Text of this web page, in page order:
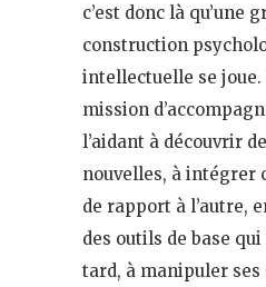
c’est donc là qu’une
construction
intellectuelle se joue.
mission
l’aidant à découvrir
nouvelles, à intégrer
de rapport à l’autre,
des outils de base
tard, à manipuler ses